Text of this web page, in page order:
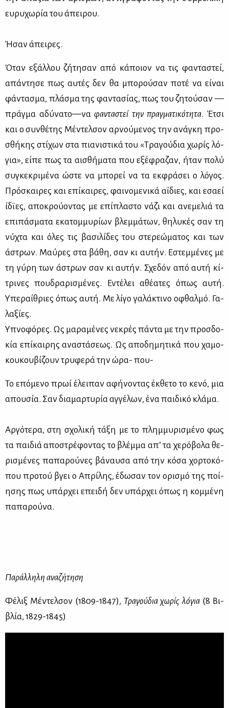
ευ­ρυ­χω­ρία του άπει­ρου.
Ήσαν άπει­ρες.
Όταν εξάλ­λου ζή­τη­σαν από κά­ποιον να τις φα­ντα­στεί,
απά­ντη­σε πως αυ­τές δεν θα μπο­ρού­σαν πο­τέ να εί­ναι
φά­ντα­σμα, πλά­σμα της φα­ντα­σί­ας, πως του ζη­τού­σαν —
πράγ­μα αδύ­να­το—ναφα­ντα­στεί την πραγ­μα­τι­κό­τη­τα. Έτσι
και ο συν­θέ­της Μέ­ντελ­σον αρ­νού­με­νος την ανά­γκη προ­
σθή­κης στί­χων στα πια­νι­στι­κά του «Τρα­γού­δια χω­ρίς λό­
για», εί­πε πως τα αι­σθή­μα­τα που εξέ­φρα­ζαν, ήταν πο­λύ
συ­γκε­κρι­μέ­να ώστε να μπο­ρεί να τα εκ­φρά­σει ο λό­γος.
Πρό­σκαι­ρες και επί­και­ρες, φαι­νο­με­νι­κά αΐ­διες, και εσα­εί
ίδϊ­ες, απο­κρού­ο­ντας με επί­πλα­στο νά­ζι και ανε­με­λιά τα
επι­πά­σμα­τα εκα­τομ­μυ­ρί­ων βλεμ­μά­των, θη­λυ­κές σαν τη
νύ­χτα και όλες τις βα­σι­λί­δες του στε­ρε­ώ­μα­τος και των
άστρων. Μαύ­ρες στα βά­θη, σαν κι αυ­τήν. Εστεμ­μέ­νες με
τη γύ­ρη των άστρων σαν κι αυ­τήν. Σχε­δόν από αυ­τή κί­
τρι­νες που­δρα­ρι­σμέ­νες. Εντέ­λει αθέ­α­τες όπως αυ­τή.
Υπε­ραί­θριες όπως αυ­τή. Με λί­γο γα­λά­κτι­νο οφθαλ­μό. Γα­
λα­ξί­ες.
Υπνο­φό­ρες. Ως μα­ρα­μέ­νες νε­κρές πά­ντα με την προσ­δο­
κία επί­και­ρης ανα­στά­σε­ως. Ως απο­δη­μη­τι­κά που χα­μο­
κου­κου­βί­ζουν τρυ­φε­ρά την ώρα- που-
Το επό­με­νο πρωί έλει­παν αφή­νο­ντας έκ­θε­το το κε­νό, μια
απου­σία. Σαν δια­μαρ­τυ­ρία αγ­γέ­λων, ένα παι­δι­κό κλά­μα.
Αρ­γό­τε­ρα, στη σχο­λι­κή τά­ξη με το πλημ­μυ­ρι­σμέ­νο φως
τα παι­διά απο­στρέ­φο­ντας το βλέμ­μα απ’ τα χε­ρό­βο­λα θε­
ρι­σμέ­νες πα­πα­ρού­νες βά­ναυ­σα από την κό­σα χορ­το­κό­
που προ­τού βγει ο Απρί­λης, έδω­σαν τον ορι­σμό της ποί­
η­σης πως υπάρ­χει επει­δή δεν υπάρ­χει όπως η κομ­μέ­νη
πα­πα­ρού­να.
Πα­ράλ­λη­λη ανα­ζή­τη­ση
Φέ­λιξ Μέ­ντελ­σον (1809-1847), Τρα­γού­δια χω­ρίς λό­για (8 Βι­
βλία, 1829-1845)